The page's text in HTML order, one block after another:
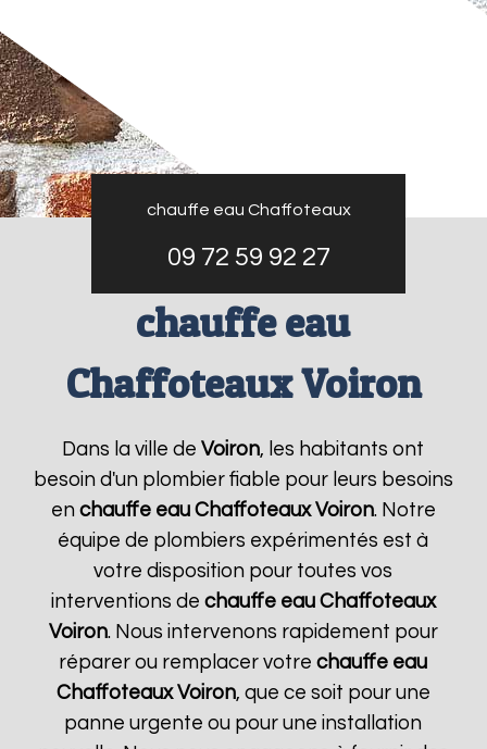
chauffe eau Chaffoteaux
09 72 59 92 27
chauffe eau
Chaffoteaux Voiron
Dans la ville deVoiron, les habitants ont
besoin d'un plombier fiable pour leurs besoins
en chauffe eau Chaffoteaux Voiron. Notre
équipe de plombiers expérimentés est à
votre disposition pour toutes vos
interventions de chauffe eau Chaffoteaux
Voiron. Nous intervenons rapidement pour
réparer ou remplacer votrechauffe eau
Chaffoteaux Voiron, que ce soit pour une
panne urgente ou pour une installation